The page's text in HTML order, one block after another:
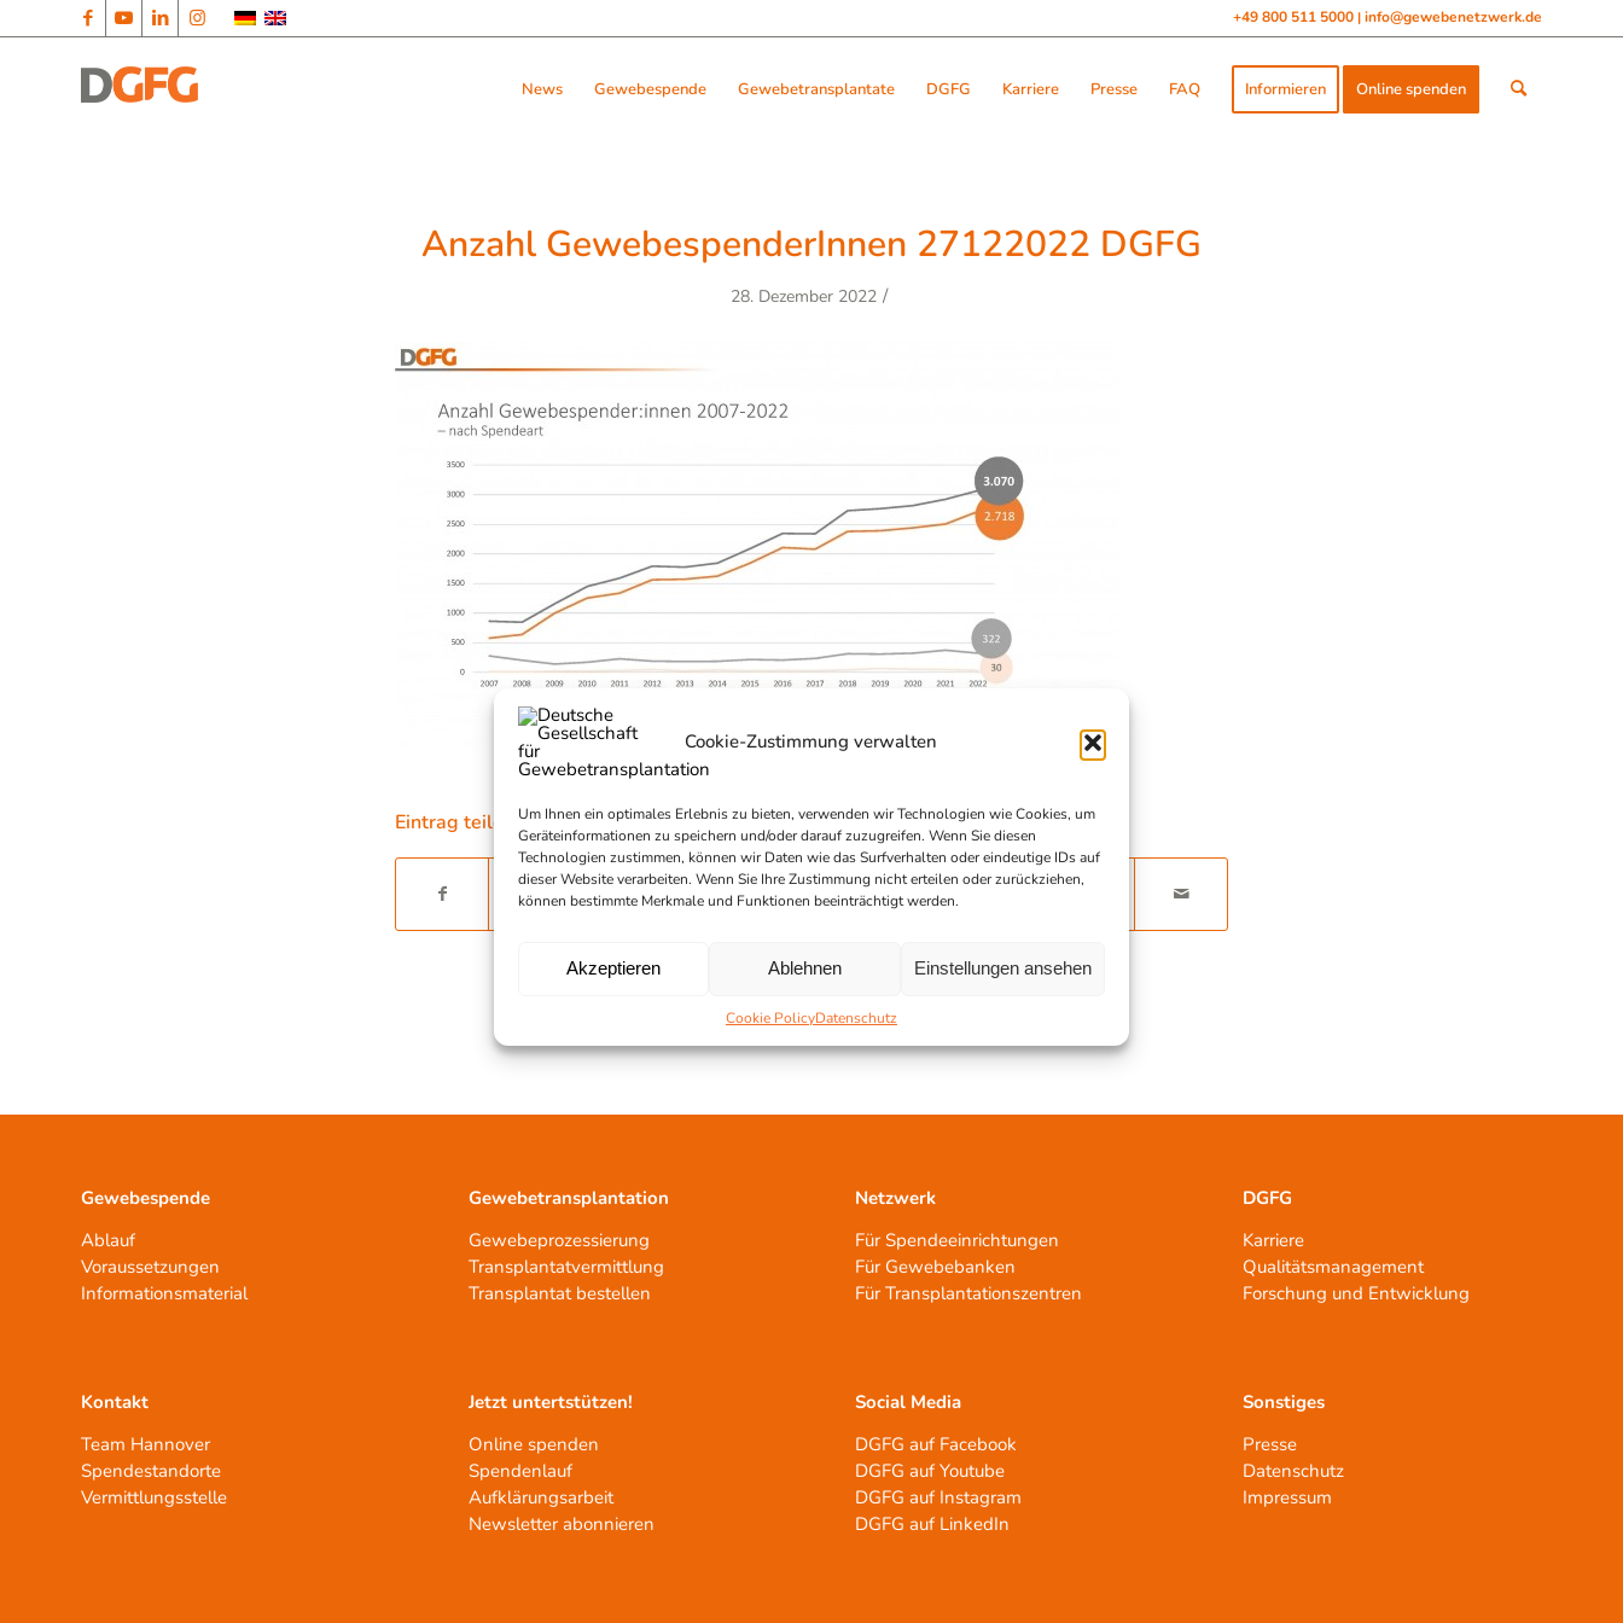
Cookie-Zustimmung verwalten
Um Ihnen ein optimales Erlebnis zu bieten, verwenden wir Technologien wie Cookies, um
Geräteinformationen zu speichern und/oder darauf zuzugreifen. Wenn Sie diesen
Technologien zustimmen, können wir Daten wie das Surfverhalten oder eindeutige IDs auf
dieser Website verarbeiten. Wenn Sie Ihre Zustimmung nicht erteilen oder zurückziehen,
können bestimmte Merkmale und Funktionen beeinträchtigt werden.
Akzeptieren Ablehnen Einstellungen ansehen
Cookie PolicyDatenschutz
+49 800 511 5000 | info@gewebenetzwerk.de
News Gewebespende Gewebetransplantate DGFG Karriere Presse FAQ Informieren Online spenden
Anzahl GewebespenderInnen 27122022 DGFG
28. Dezember 2022 /
Eintrag teilen
Gewebespende
Ablauf
Voraussetzungen
Informationsmaterial
Kontakt
Team Hannover
Spendestandorte
Vermittlungsstelle
Gewebetransplantation
Gewebeprozessierung
Transplantatvermittlung
Transplantat bestellen
Jetzt untertstützen!
Online spenden
Spendenlauf
Aufklärungsarbeit
Newsletter abonnieren
Netzwerk
Für Spendeeinrichtungen
Für Gewebebanken
Für Transplantationszentren
Social Media
DGFG auf Facebook
DGFG auf Youtube
DGFG auf Instagram
DGFG auf LinkedIn
DGFG
Karriere
Qualitätsmanagement
Forschung und Entwicklung
Sonstiges
Presse
Datenschutz
Impressum